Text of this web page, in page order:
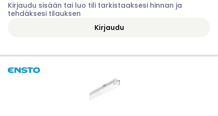
Kirjaudu sisään tai luo tili tarkistaaksesi hinnan ja
tehdäksesi tilauksen
Kirjaudu